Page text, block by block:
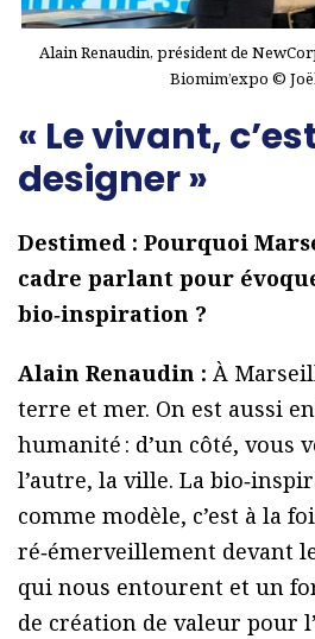
Alain Renaudin, président de
Biomim’expo ©
« Le vivant,
designer »
Destimed : Pourquoi
cadre parlant pour
bio‑inspiration ?
Alain Renaudin : À
terre et mer. On est aussi
humanité : d’un côté, vous
l’autre, la ville. La
comme modèle, c’est à la
ré‑émerveillement devant
qui nous entourent et un
de création de valeur pour